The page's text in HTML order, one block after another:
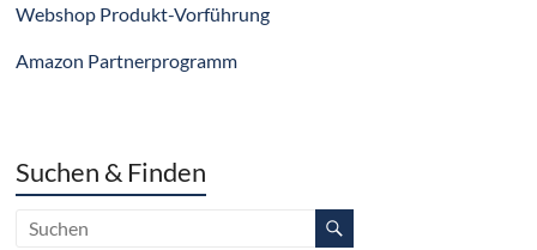
Webshop Produkt-Vorführung
Amazon Partnerprogramm
Suchen & Finden